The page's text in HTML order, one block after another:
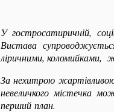
У гостросатиричній,
Вистава
ліричними, коломийками,
За нехитрою
невеличкого містечка
перший план.